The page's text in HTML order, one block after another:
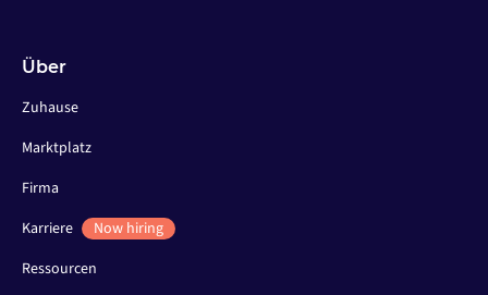
Über
Zuhause
Marktplatz
Firma
Karriere
Now hiring
Ressourcen